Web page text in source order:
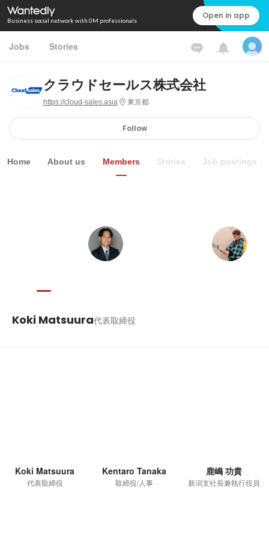
Business social network with 0M professionals Open in app
Jobs Stories
クラウドセールス株式会社
https://cloud-sales.asia 東京都
Follow
Home About us Members Stories Job postings
Koki Matsuura代表取締役
Koki Matsuura
代表取締役
Kentaro Tanaka
取締役/人事
鹿嶋 功貴
新潟支社長兼執行役員